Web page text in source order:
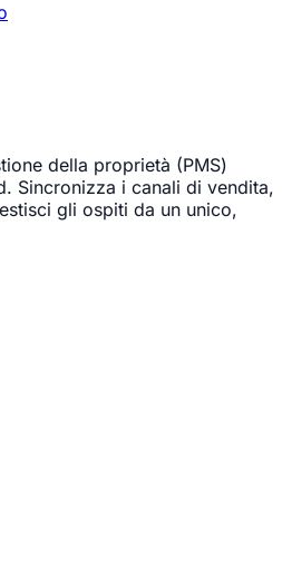
della proprietà (PMS)
Sincronizza i canali di vendita,
gli ospiti da un unico,